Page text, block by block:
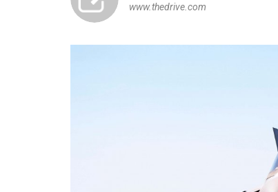
www.thedrive.com